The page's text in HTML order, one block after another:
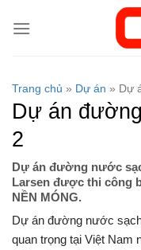
qua
Trang chủ » Dự án » Dự
Dự án
2
Dự án đường nước
Larsen được thi công
NỀN MÓNG.
Dự án đường nước
quan trọng tại Việt Nam